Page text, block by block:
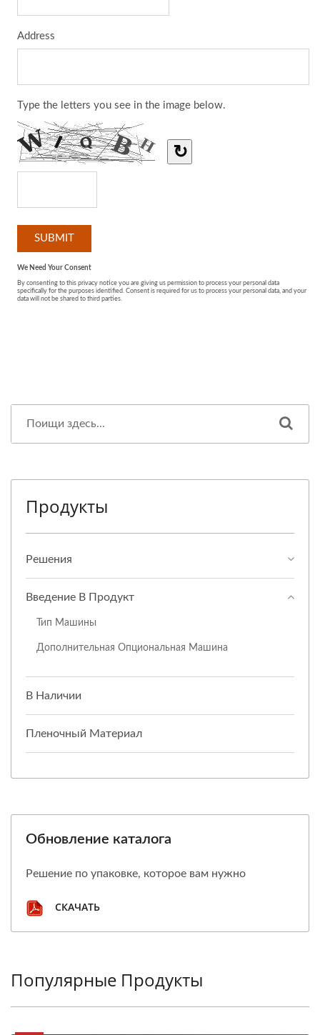
Продукты
Решения
Введение В Продукт
Тип Машины
Дополнительная Опциональная Машина
В Наличии
Пленочный Материал
Обновление каталога
Решение по упаковке, которое вам нужно
СКАЧАТЬ
Популярные Продукты